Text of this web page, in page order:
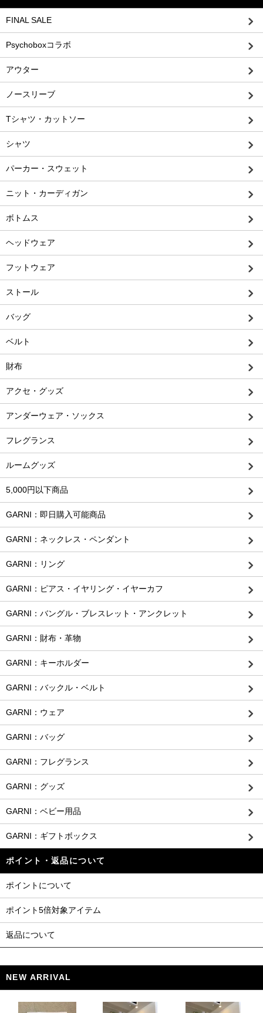
FINAL SALE
Psychoboxコラボ
アウター
ノースリーブ
Tシャツ・カットソー
シャツ
パーカー・スウェット
ニット・カーディガン
ボトムス
ヘッドウェア
フットウェア
ストール
バッグ
ベルト
財布
アクセ・グッズ
アンダーウェア・ソックス
フレグランス
ルームグッズ
5,000円以下商品
GARNI：即日購入可能商品
GARNI：ネックレス・ペンダント
GARNI：リング
GARNI：ピアス・イヤリング・イヤーカフ
GARNI：バングル・ブレスレット・アンクレット
GARNI：財布・革物
GARNI：キーホルダー
GARNI：バックル・ベルト
GARNI：ウェア
GARNI：バッグ
GARNI：フレグランス
GARNI：グッズ
GARNI：ベビー用品
GARNI：ギフトボックス
ポイント・返品について
ポイントについて
ポイント5倍対象アイテム
返品について
NEW ARRIVAL